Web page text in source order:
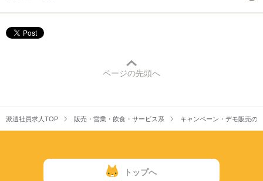
ページの先頭へ
派遣社員求人TOP 販売・営業・飲食・サービス系 キャンペーン・デモ販売の
トップへ